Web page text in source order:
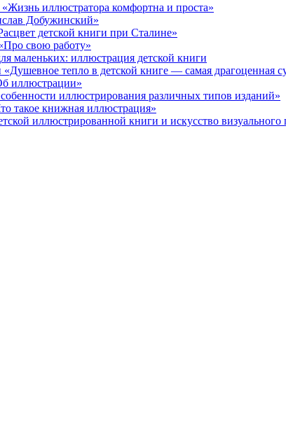
иллюстратора комфортна и проста»
Добужинский»
детской книги при Сталине»
свою работу»
маленьких: иллюстрация детской книги
тепло в детской книге — самая драгоценная
иллюстрации»
иллюстрирования различных типов изданий»
такое книжная иллюстрация»
иллюстрированной книги и искусство визуального